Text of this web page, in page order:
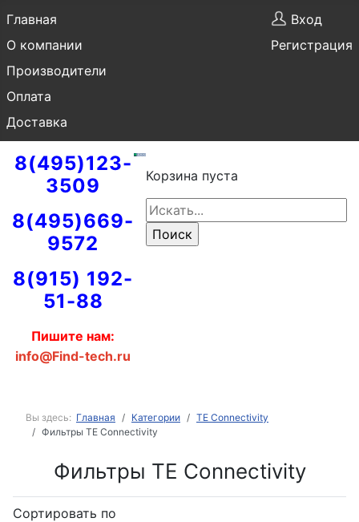
Главная
О компании
Производители
Оплата
Доставка
Вход
Регистрация
8(495)123-
3509
8(495)669-
9572
8(915) 192-
51-88
Пишите нам:
info@Find-tech.ru
Корзина пуста
Вы здесь: Главная Категории
TE Connectivity
Фильтры TE Connectivity
Фильтры TE Connectivity
Сортировать по